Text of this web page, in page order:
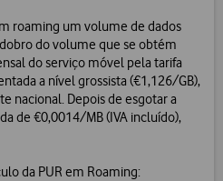
roaming um volume de dados
do volume que se obtém
do serviço móvel pela tarifa
a nível grossista (€1,126/GB),
nacional. Depois de esgotar a
de €0,0014/MB (IVA incluído),
da PUR em Roaming: